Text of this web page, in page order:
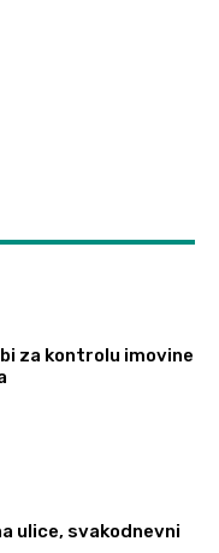
za kontrolu imovine
ulice, svakodnevni